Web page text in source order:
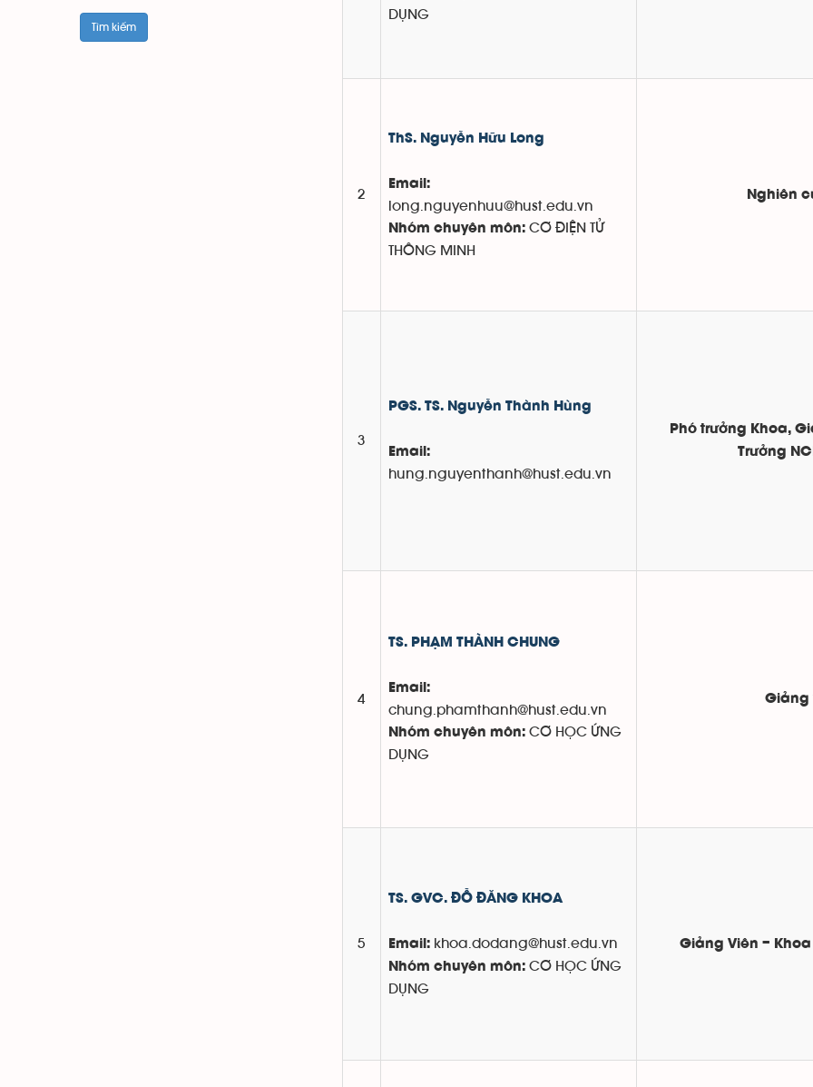
DỤNG
2
ThS. Nguyễn Hữu Long
Email:
long.nguyenhuu@hust.edu.vn
Nhóm chuyên môn: CƠ ĐIỆN TỬ
THÔNG MINH
Nghiên
3
PGS. TS. Nguyễn Thành Hùng
Email:
hung.nguyenthanh@hust.edu.vn
Phó trưởng Khoa,
Trưởng
4
TS. PHẠM THÀNH CHUNG
Email:
chung.phamthanh@hust.edu.vn
Nhóm chuyên môn: CƠ HỌC ỨNG
DỤNG
Giảng
5
TS. GVC. ĐỖ ĐĂNG KHOA
Email: khoa.dodang@hust.edu.vn
Nhóm chuyên môn: CƠ HỌC ỨNG
DỤNG
Giảng Viên –